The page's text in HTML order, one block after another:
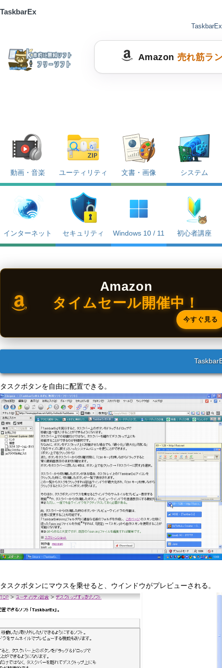
TaskbarEx
TaskbarEx
Amazon 売れ筋ラ
動画・音楽 ユーティリティ 文書・画像 システム
インターネット セキュリティ Windows 10 / 11 初心者講座
Amazon
タイムセール開催中！
今すぐ見る
タスクボタンを自由に配置できる。
タスクボタンにマウスを乗せると、ウインドウがプレビューされる。